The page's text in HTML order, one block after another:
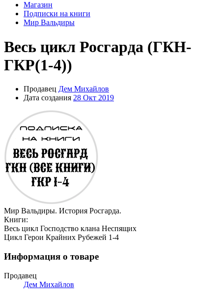
Магазин
Подписки на книги
Мир Вальдиры
Весь цикл Росгарда (ГКН-
ГКР(1-4))
Продавец Дем Михайлов
Дата создания 28 Окт 2019
Мир Вальдиры. История Росгарда.
Книги:
Весь цикл Господство клана Неспящих
Цикл Герои Крайних Рубежей 1-4
Информация о товаре
Продавец
Дем Михайлов